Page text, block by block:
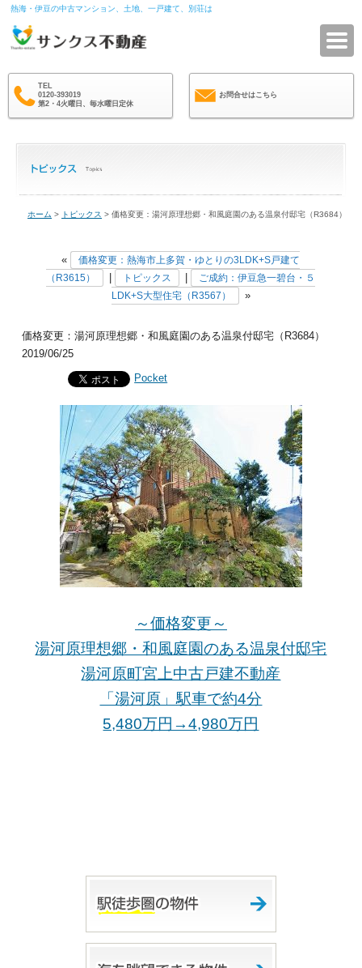
熱海・伊豆の中古マンション、土地、一戸建て、別荘は
TEL
0120-393019
第2・4火曜日、毎水曜日定休
お問合せはこちら
ホーム > トピックス > 価格変更：湯河原理想郷・和風庭園のある温泉付邸宅（R3684）
«
価格変更：熱海市上多賀・ゆとりの3LDK+S戸建て
（R3615）
トピックス
ご成約：伊豆急一碧台・５
LDK+S大型住宅（R3567）
»
価格変更：湯河原理想郷・和風庭園のある温泉付邸宅（R3684）
2019/06/25
Pocket
～価格変更～
湯河原理想郷・和風庭園のある温泉付邸宅
湯河原町宮上中古戸建不動産
「湯河原」駅車で約4分
5,480万円→4,980万円